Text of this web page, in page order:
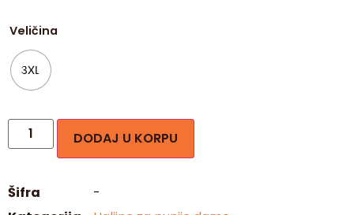
Veličina
3XL
DODAJ U KORPU
Šifra
-